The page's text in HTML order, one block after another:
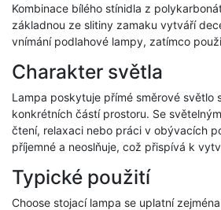
Kombinace bílého stínidla z
základnou ze slitiny zamaku vytváří
vnímání podlahové lampy, zatímco
Charakter světla
Lampa poskytuje přímé směrové
konkrétních částí prostoru. Se
čtení, relaxaci nebo práci v obývacích
příjemné a neoslňuje, což přispívá k
Typické použití
Choose stojací lampa se uplatní